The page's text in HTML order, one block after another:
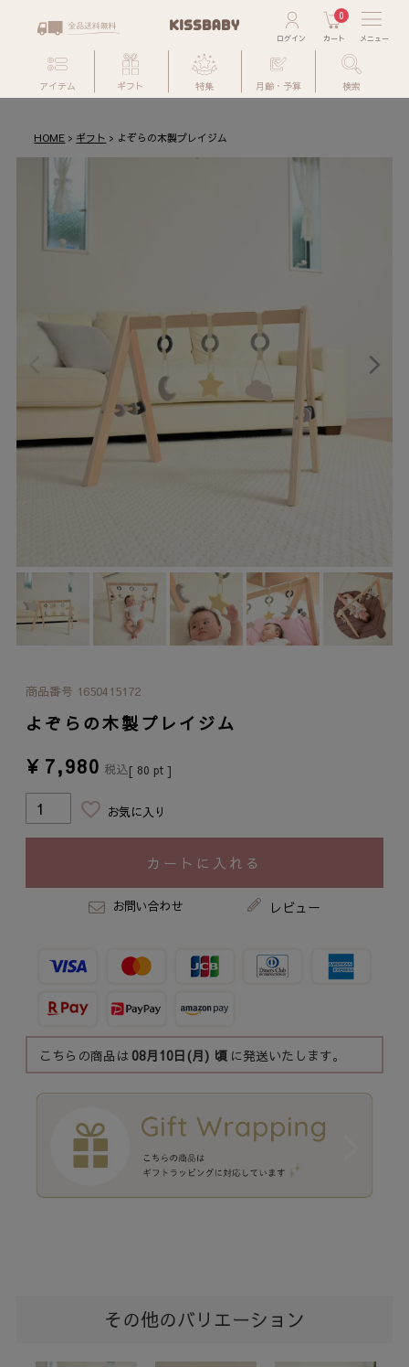
0
アイテム ギフト 特集 月齢・予算 検索
HOME ギフト よぞらの木製プレイジム
商品番号 1650415172
よぞらの木製プレイジム
¥ 7,980 税込[ 80 pt ]
お気に入り
カートに入れる
お問い合わせ レビュー
こちらの商品は08月10日(月) 頃 に発送いたします。
その他のバリエーション